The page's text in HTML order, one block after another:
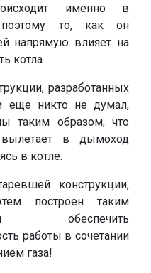
именно в
поэтому то, как он
напрямую влияет на
котла.
разработанных
еще никто не думал,
таким образом, что
вылетает в дымоход
в котле.
конструкции,
построен таким
обеспечить
работы в сочетании
газа!